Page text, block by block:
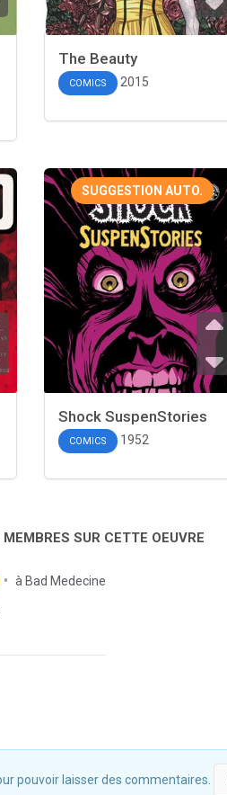
The Beauty
COMICS 2015
SUGGESTION AUTO.
Shock SuspenStories
COMICS 1952
SUR CETTE OEUVRE
à Bad Medecine
pouvoir laisser des commentaires.